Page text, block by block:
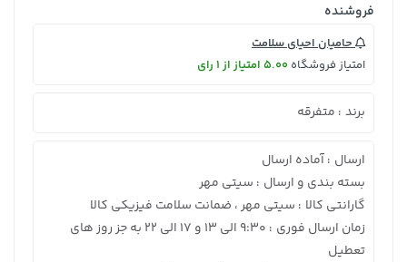
فروشنده
حامیان احیای سلامت
امتیاز فروشگاه 5.00 امتیاز از 1 رای
برند : متفرقه
ارسال : آماده ارسال
بسته بندی و ارسال : سیتی مهر
گارانتی کالا : سیتی مهر ، ضمانت سلامت فیزیکی کالا
زمان ارسال فوری :
9:30 الی 13 و 17 الی 22 به جز روز های
تعطیل